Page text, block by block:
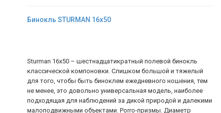
Бинокль STURMAN 16х50
Sturman 16х50 – шестнадцатикратный полевой бинокль
классической компоновки. Слишком большой и тяжелый
для того, чтобы быть биноклем ежедневного ношения, тем
не менее, это довольно универсальная модель, наиболее
подходящая для наблюдений за дикой природой и далекими
малоподвижными объектами. Porro-призмы. Диаметр